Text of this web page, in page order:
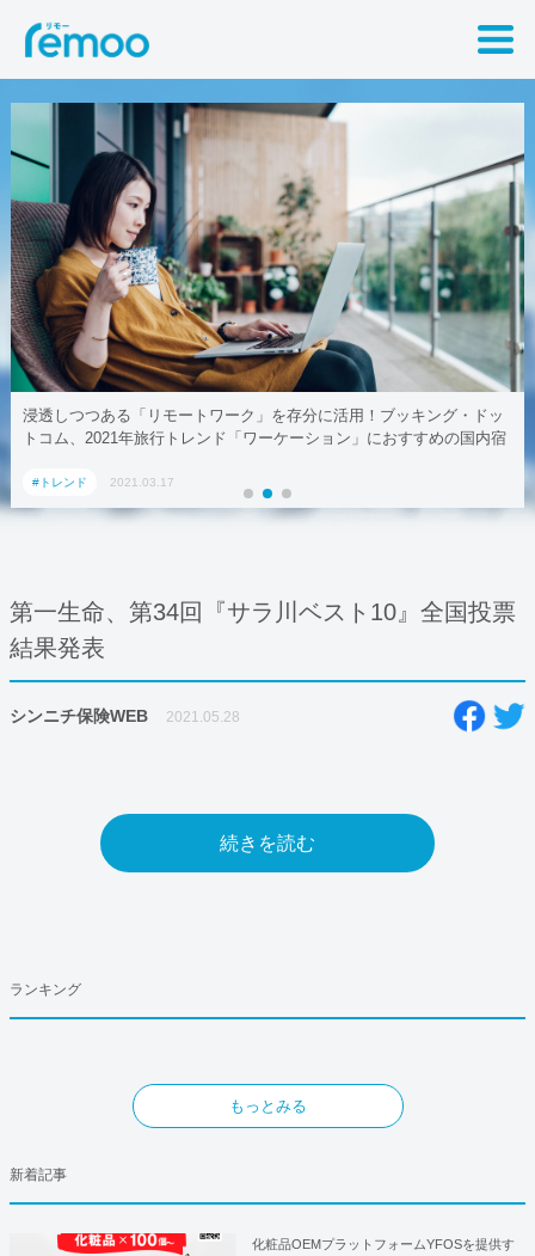
「リモートワーク」を存分に活用！ブッキング・ドッ
旅行トレンド「ワーケーション」におすすめの国内宿
テレワークで
第一生命、第34回『サラ川ベスト10』全国投票
結果発表
シンニチ保険WEB 2021.05.28
続きを読む
ランキング
もっとみる
新着記事
化粧品OEMプラットフォームYFOSを提供す